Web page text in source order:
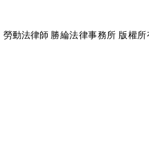
勞動法律師​ 勝綸法律事務所 版權